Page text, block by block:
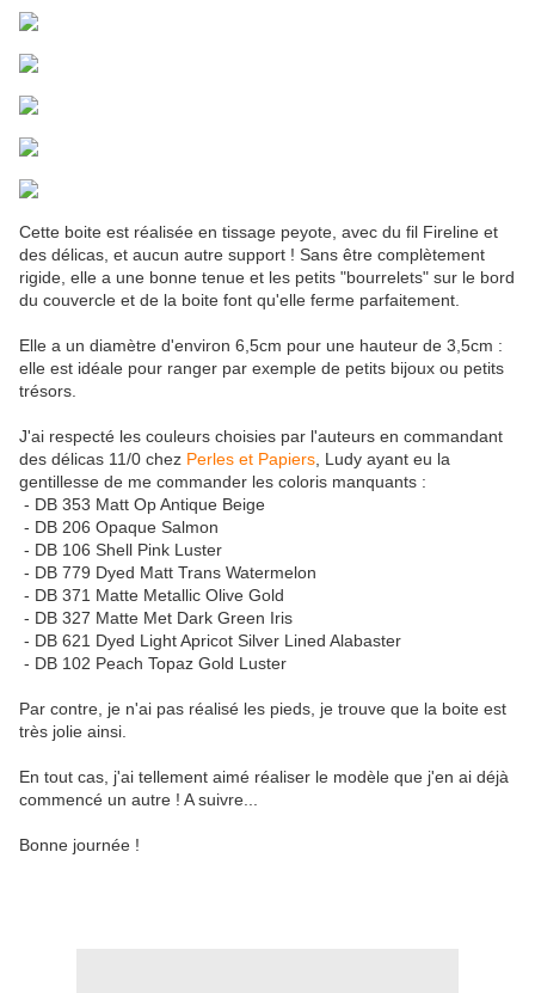
Cette boite est réalisée en tissage peyote, avec du fil Fireline et
des délicas, et aucun autre support ! Sans être complètement
rigide, elle a une bonne tenue et les petits "bourrelets" sur le bord
du couvercle et de la boite font qu'elle ferme parfaitement.
Elle a un diamètre d'environ 6,5cm pour une hauteur de 3,5cm :
elle est idéale pour ranger par exemple de petits bijoux ou petits
trésors.
J'ai respecté les couleurs choisies par l'auteurs en commandant
des délicas 11/0 chez Perles et Papiers , Ludy ayant eu la
gentillesse de me commander les coloris manquants :
- DB 353 Matt Op Antique Beige
- DB 206 Opaque Salmon
- DB 106 Shell Pink Luster
- DB 779 Dyed Matt Trans Watermelon
- DB 371 Matte Metallic Olive Gold
- DB 327 Matte Met Dark Green Iris
- DB 621 Dyed Light Apricot Silver Lined Alabaster
- DB 102 Peach Topaz Gold Luster
Par contre, je n'ai pas réalisé les pieds, je trouve que la boite est
très jolie ainsi.
En tout cas, j'ai tellement aimé réaliser le modèle que j'en ai déjà
commencé un autre ! A suivre...
Bonne journée !